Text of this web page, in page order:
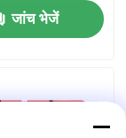
जांच भेजें